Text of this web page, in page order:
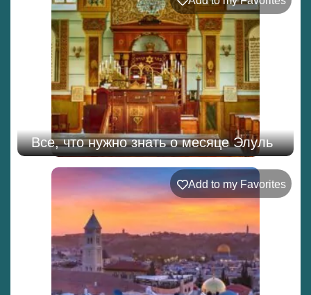
Все, что нужно знать о месяце Элуль
Add to my Favorites